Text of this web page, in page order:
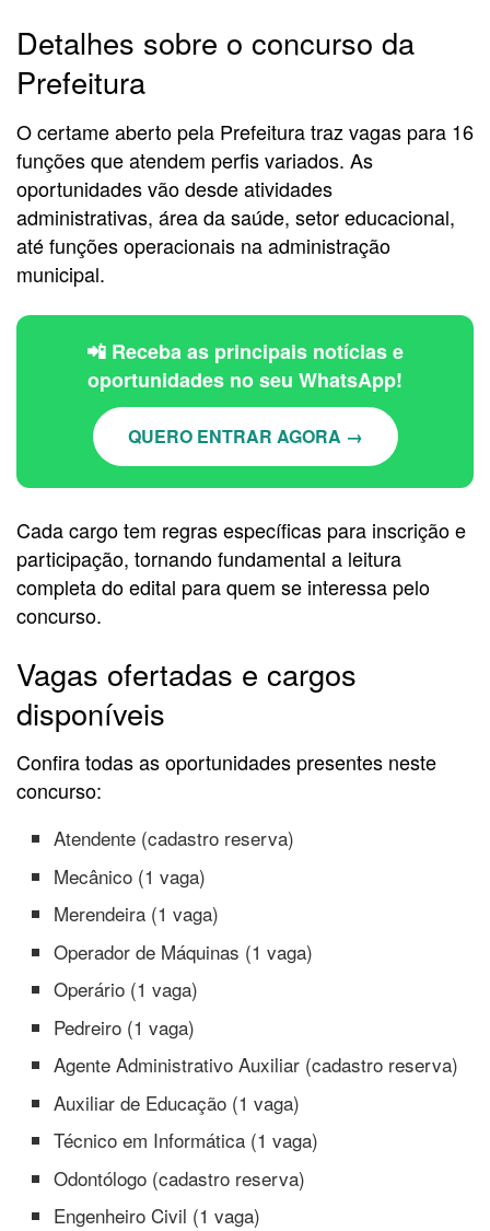
Detalhes sobre o concurso da
Prefeitura
O certame aberto pela Prefeitura traz vagas para 16
funções que atendem perfis variados. As
oportunidades vão desde atividades
administrativas, área da saúde, setor educacional,
até funções operacionais na administração
municipal.
📲 Receba as principais notícias e
oportunidades no seu WhatsApp!
QUERO ENTRAR AGORA →
Cada cargo tem regras específicas para inscrição e
participação, tornando fundamental a leitura
completa do edital para quem se interessa pelo
concurso.
Vagas ofertadas e cargos
disponíveis
Confira todas as oportunidades presentes neste
concurso:
Atendente (cadastro reserva)
Mecânico (1 vaga)
Merendeira (1 vaga)
Operador de Máquinas (1 vaga)
Operário (1 vaga)
Pedreiro (1 vaga)
Agente Administrativo Auxiliar (cadastro reserva)
Auxiliar de Educação (1 vaga)
Técnico em Informática (1 vaga)
Odontólogo (cadastro reserva)
Engenheiro Civil (1 vaga)